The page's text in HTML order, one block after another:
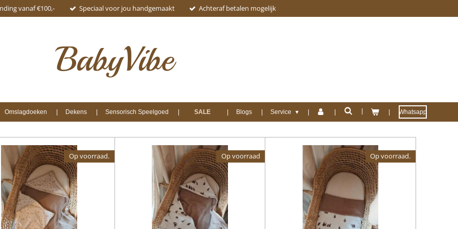
vanaf €100,- Speciaal voor jou handgemaakt Achteraf betalen mogelijk
BabyVibe
Omslagdoeken Dekens Sensorisch Speelgoed SALE Blogs Service Whatsapp
Op voorraad. Op voorraad Op voorraad.